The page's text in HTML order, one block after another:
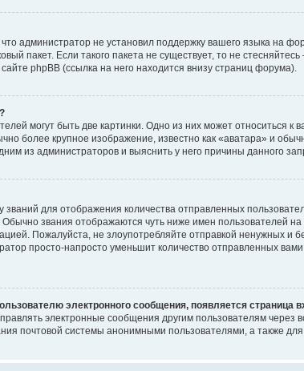
администратор не установил поддержку вашего языка на
пакет. Если такого пакета не существует, то не
phpBB (ссылка на него находится внизу страниц форума).
могут быть две картинки. Одно из них может относиться
более крупное изображение, известно как «аватара» и
из администраторов и выяснить у него причины данного
званий для отображения количества отправленных
звания отображаются чуть ниже имен пользователей
Пожалуйста, не злоупотребляйте отправкой ненужных
просто-напросто уменьшит количество отправленных
электронного сообщения, появляется страница
электронные сообщения другим пользователям
почтовой системы анонимными пользователями, а также